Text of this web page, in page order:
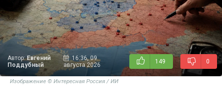
Автор:Евгений
Поддубный
16:36, 09
августа 2026
149 0
Изображение © Интересная Россия / ИИ